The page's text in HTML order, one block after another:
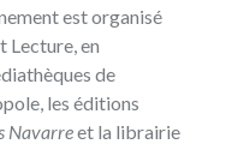
est organisé
Lecture, en
de
les éditions
Navarreet la librairie